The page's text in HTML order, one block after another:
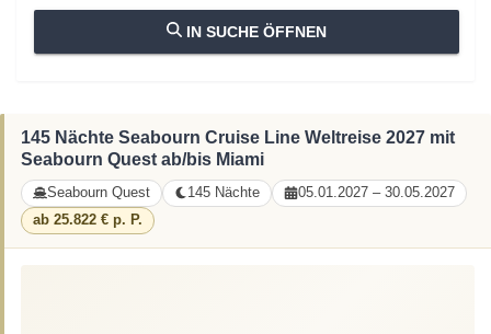
IN SUCHE ÖFFNEN
145 Nächte Seabourn Cruise Line Weltreise 2027 mit
Seabourn Quest ab/bis Miami
Seabourn Quest 145 Nächte
05.01.2027 – 30.05.2027
ab 25.822 € p. P.